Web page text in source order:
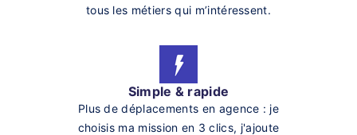
tous les métiers qui m’intéressent.
Simple & rapide
Plus de déplacements en agence : je
choisis ma mission en 3 clics, j'ajoute